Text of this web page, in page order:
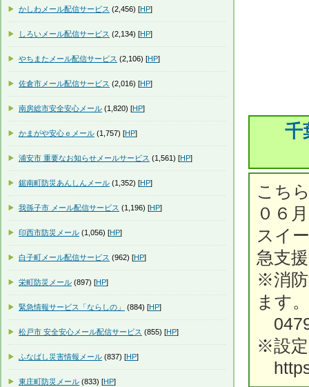
千
こち
０６
スイ
急支
※消防
ます。
※設定
かしわメール配信サービス (2,456) [HP]
しろいメール配信サービス (2,134) [HP]
やちまたメール配信サービス (2,106) [HP]
佐倉市メール配信サービス (2,016) [HP]
南房総市安全安心メール (1,820) [HP]
かまがや安心ｅメール (1,757) [HP]
浦安市 重要なお知らせメールサービス (1,561) [HP]
鋸南町防災あんしんメール (1,352) [HP]
我孫子市 メール配信サービス (1,196) [HP]
印西市防災メール (1,056) [HP]
白子町メール配信サービス (962) [HP]
栄町防災メール (897) [HP]
緊急情報サービス「ならしの」 (884) [HP]
松戸市 安全安心メール配信サービス (855) [HP]
ふなばし災害情報メール (837) [HP]
東庄町防災メール (833) [HP]